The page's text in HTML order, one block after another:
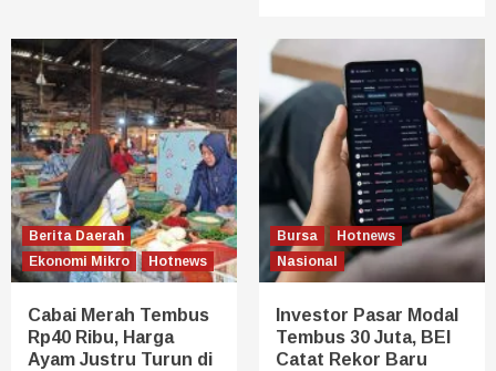
Berita Daerah
Ekonomi Mikro
Hotnews
Cabai Merah Tembus
Rp40 Ribu, Harga
Ayam Justru Turun di
Bursa
Hotnews
Nasional
Investor Pasar Modal
Tembus 30 Juta, BEI
Catat Rekor Baru